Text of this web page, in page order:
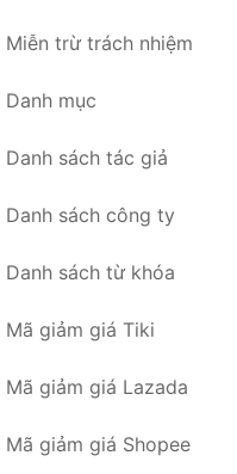
Miễn trừ trách nhiệm
Danh mục
Danh sách tác giả
Danh sách công ty
Danh sách từ khóa
Mã giảm giá Tiki
Mã giảm giá Lazada
Mã giảm giá Shopee